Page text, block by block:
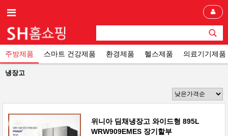
주방제품 스마트 건강제품 환경제품 헬스제품 의료기기제품
냉장고
위니아 딤채냉장고 와이드형 895L
WRW909EMES 장기할부